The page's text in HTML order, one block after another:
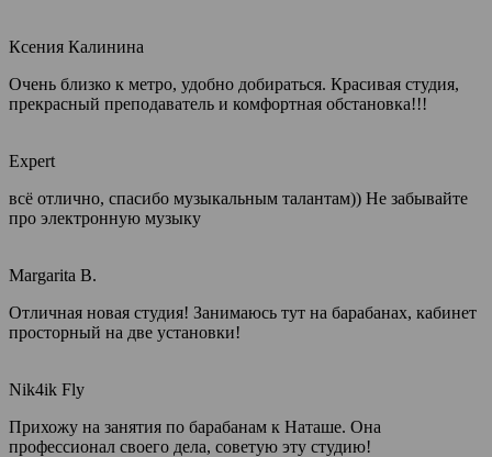
Ксения Калинина
Очень близко к метро, удобно добираться. Красивая студия,
прекрасный преподаватель и комфортная обстановка!!!
Expert
всё отлично, спасибо музыкальным талантам)) Не забывайте
про электронную музыку
Margarita B.
Отличная новая студия! Занимаюсь тут на барабанах, кабинет
просторный на две установки!
Nik4ik Fly
Прихожу на занятия по барабанам к Наташе. Она
профессионал своего дела, советую эту студию!